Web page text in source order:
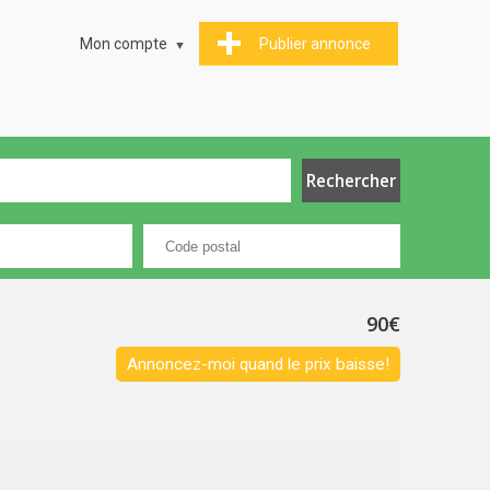
Publier annonce
Mon compte
90€
Annoncez-moi quand le prix baisse!